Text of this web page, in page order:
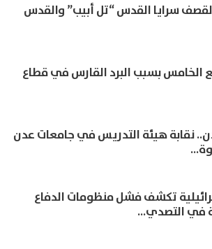
سرايا القدس “تل أبيب” والقدس
الخامس بسبب البرد القارس في قطاع
نقابة هيئة التدريس في جامعات عدن
تكشف فشل منظومات الدفاع
في التصدي…